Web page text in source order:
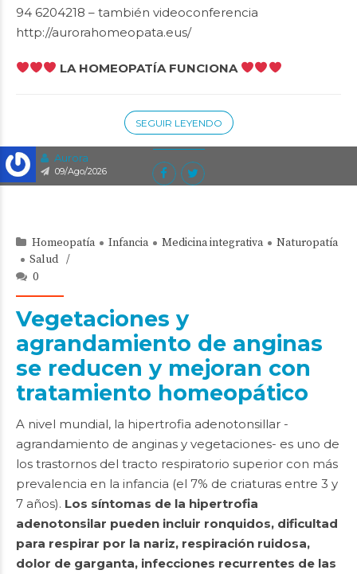
Aurora
09/Ago/2026
94 6204218 – también videoconferencia
http://aurorahomeopata.eus/
LA HOMEOPATÍA FUNCIONA
SEGUIR LEYENDO
Homeopatía Infancia Medicina integrativa
Naturopatía
Salud
0
Vegetaciones y
agrandamiento de anginas
se reducen y mejoran con
tratamiento homeopático
A nivel mundial, la hipertrofia adenotonsillar -
agrandamiento de anginas y vegetaciones- es uno de
los trastornos del tracto respiratorio superior con más
prevalencia en la infancia (el 7% de criaturas entre 3 y
7 años). Los síntomas de la hipertrofia
adenotonsilar pueden incluir ronquidos, dificultad
para respirar por la nariz, respiración ruidosa,
dolor de garganta, infecciones recurrentes de las